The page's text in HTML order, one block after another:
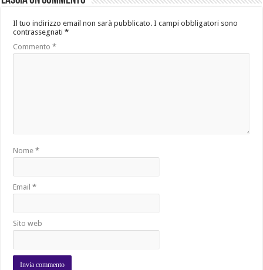
Il tuo indirizzo email non sarà pubblicato. I campi obbligatori sono
contrassegnati*
Commento*
Nome*
Email*
Sito web